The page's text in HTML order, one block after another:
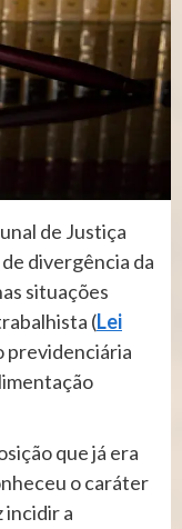
de Justiça
divergência da
situações
(Lei
previdenciária
que já era
o caráter
incidir a